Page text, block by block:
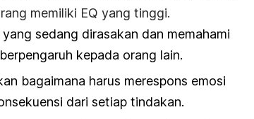
memiliki EQ yang tinggi.
sedang dirasakan dan memahami
kepada orang lain.
bagaimana harus merespons emosi
dari setiap tindakan.